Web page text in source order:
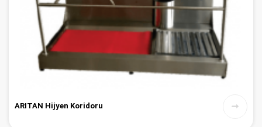
ARITAN Hijyen Koridoru